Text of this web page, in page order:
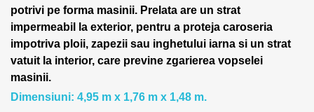
potrivi pe forma masinii. Prelata are un strat
impermeabil la exterior, pentru a proteja caroseria
impotriva ploii, zapezii sau inghetului iarna si un strat
vatuit la interior, care previne zgarierea vopselei
masinii.
Dimensiuni: 4,95 m x 1,76 m x 1,48 m.